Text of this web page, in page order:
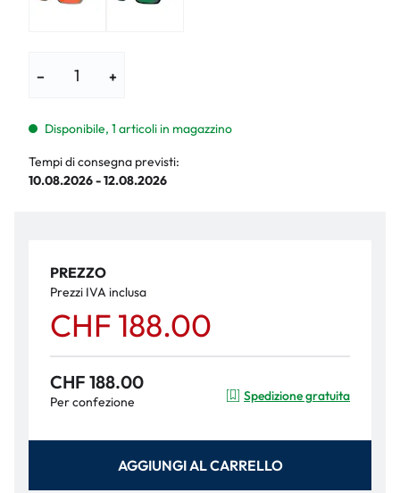
− +
Disponibile, 1 articoli in magazzino
Tempi di consegna previsti:
10.08.2026 - 12.08.2026
PREZZO
Prezzi IVA inclusa
CHF 188.00
CHF 188.00
Per confezione Spedizione gratuita
AGGIUNGI AL CARRELLO